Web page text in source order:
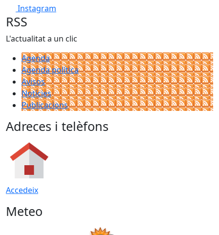
Instagram
RSS
L'actualitat a un clic
Agenda
Agenda política
Avisos
Notícies
Publicacions
Adreces i telèfons
Accedeix
Meteo